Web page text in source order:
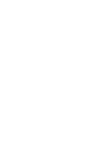
Sie
die